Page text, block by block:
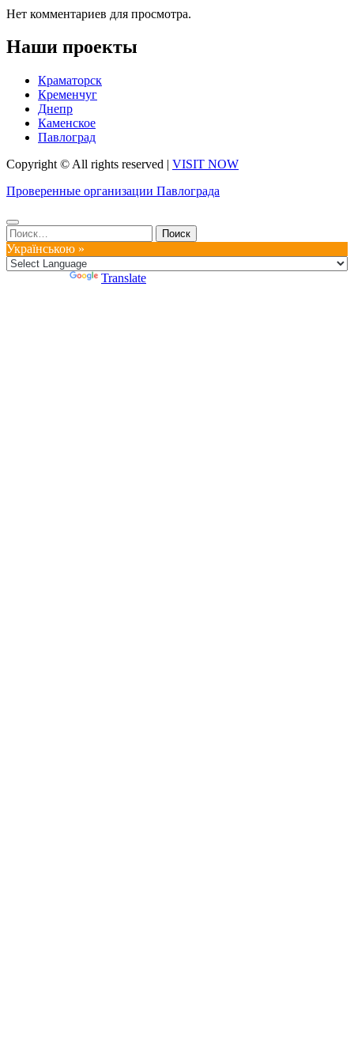
Нет комментариев для просмотра.
Наши проекты
Краматорск
Кременчуг
Днепр
Каменское
Павлоград
Copyright © All rights reserved | VISIT NOW
Проверенные организации Павлограда
Найти:
Українською »
Translate